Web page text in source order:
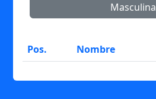
Masculina
Pos. Nombre